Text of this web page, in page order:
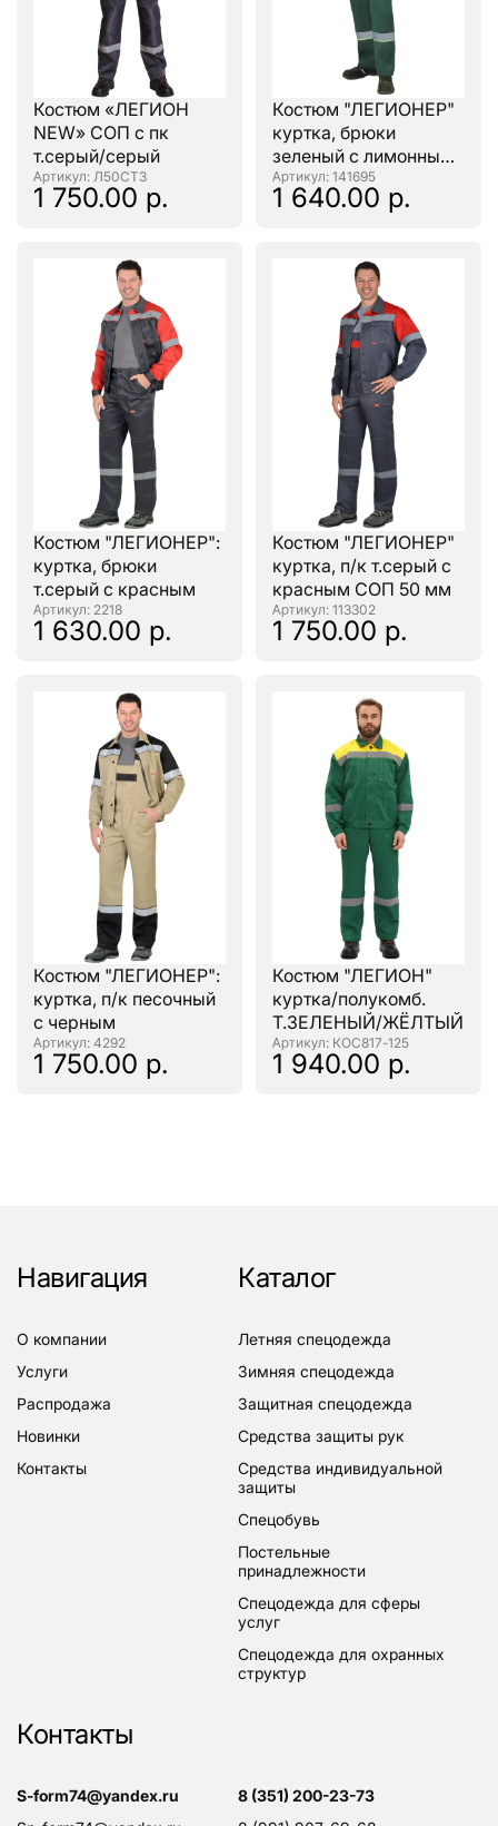
Костюм «ЛЕГИОН
NEW» СОП с пк
т.серый/серый
: Л50СТ3
1 750.00 р.
Костюм "ЛЕГИОНЕР"
куртка, брюки
зеленый с лимонным
и СОП: 141695
1 640.00 р.
Костюм "ЛЕГИОНЕР":
куртка, брюки
т.серый с красным
: 2218
1 630.00 р.
Костюм "ЛЕГИОНЕР"
куртка, п/к т.серый с
красным СОП 50 мм
: 113302
1 750.00 р.
Костюм "ЛЕГИОНЕР":
куртка, п/к песочный
с черным
: 4292
1 750.00 р.
Костюм "ЛЕГИОН"
куртка/полукомб.
Т.ЗЕЛЕНЫЙ/ЖЁЛТЫЙ
: КОС817-125
1 940.00 р.
Навигация
о компании
услуги
распродажа
новинки
контакты
Каталог
летняя спецодежда
зимняя спецодежда
защитная спецодежда
средства защиты рук
средства индивидуальной
защиты
спецобувь
постельные
принадлежности
спецодежда для сферы
услуг
спецодежда для охранных
структур
Контакты
s-form74@yandex.ru
8 (351) 200-23-73